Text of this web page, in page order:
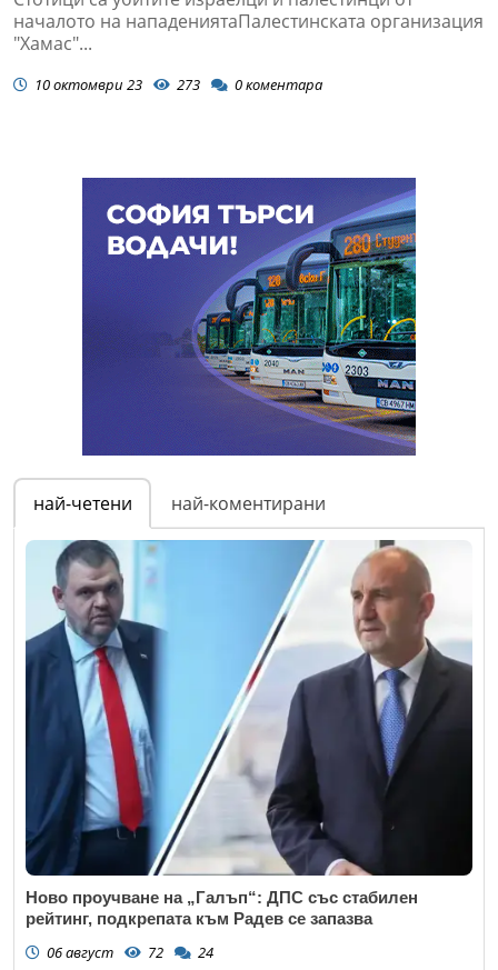
началото на нападениятаПалестинската организация
"Хамас"...
10 октомври 23 273 0коментара
най-четени най-коментирани
Ново проучване на „Галъп“: ДПС със стабилен
рейтинг, подкрепата към Радев се запазва
06 август 72 24